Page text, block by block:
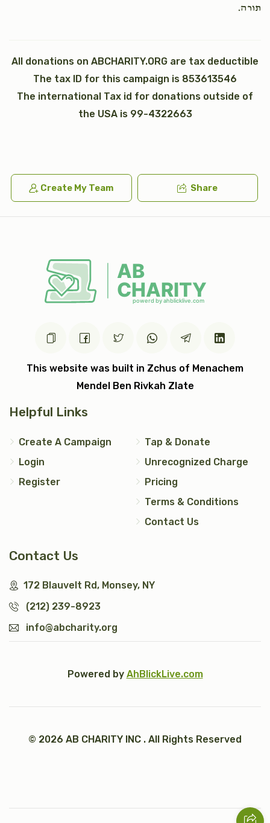
כי תבא
$1,800.00
נצבים (פרשת התשובה)
$2,600.00
וילך וזאת הברכה (ברכת משה רבינו)
כתר תורה כתונת (2)
אבנט (2)
תורה.
All donations on ABCHARITY.ORG are tax deductible
The tax ID for this campaign is 853613546
The international Tax id for donations outside of
the USA is 99-4322663
Create My Team Share
This website was built in Zchus of Menachem
Mendel Ben Rivkah Zlate
Helpful Links
Create A Campaign
Login
Register
Tap & Donate
Unrecognized Charge
Pricing
Terms & Conditions
Contact Us
Contact Us
172 Blauvelt Rd, Monsey, NY
(212) 239-8923
info@abcharity.org
Powered by AhBlickLive.com
© 2026 AB CHARITY INC . All Rights Reserved